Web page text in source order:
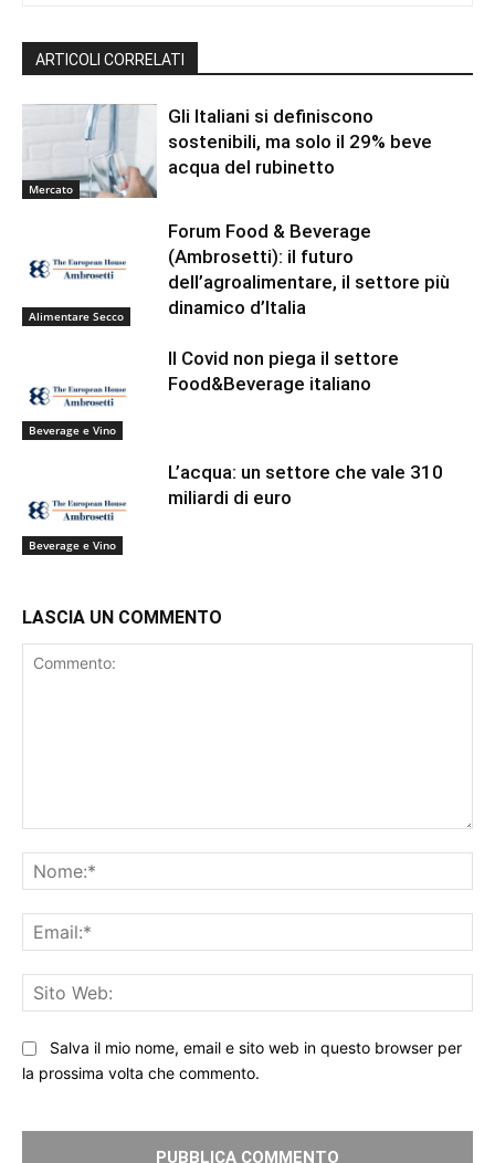
ARTICOLI CORRELATI
Mercato
Gli Italiani si definiscono
sostenibili, ma solo il 29% beve
acqua del rubinetto
Alimentare Secco
Forum Food & Beverage
(Ambrosetti): il futuro
dell’agroalimentare, il settore più
dinamico d’Italia
Beverage e Vino
Il Covid non piega il settore
Food&Beverage italiano
Beverage e Vino
L’acqua: un settore che vale 310
miliardi di euro
LASCIA UN COMMENTO
Salva il mio nome, email e sito web in questo browser per
la prossima volta che commento.